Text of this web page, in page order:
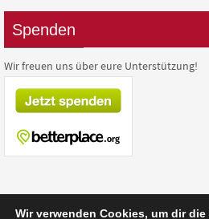
Spenden
Wir freuen uns über eure Unterstützung!
Wir verwenden Cookies, um dir